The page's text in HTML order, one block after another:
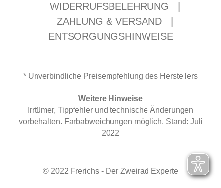
WIDERRUFSBELEHRUNG
ZAHLUNG & VERSAND
ENTSORGUNGSHINWEISE
* Unverbindliche Preisempfehlung des Herstellers
Weitere Hinweise
Irrtümer, Tippfehler und technische Änderungen
vorbehalten. Farbabweichungen möglich. Stand: Juli
2022
© 2022 Frerichs - Der Zweirad Experte